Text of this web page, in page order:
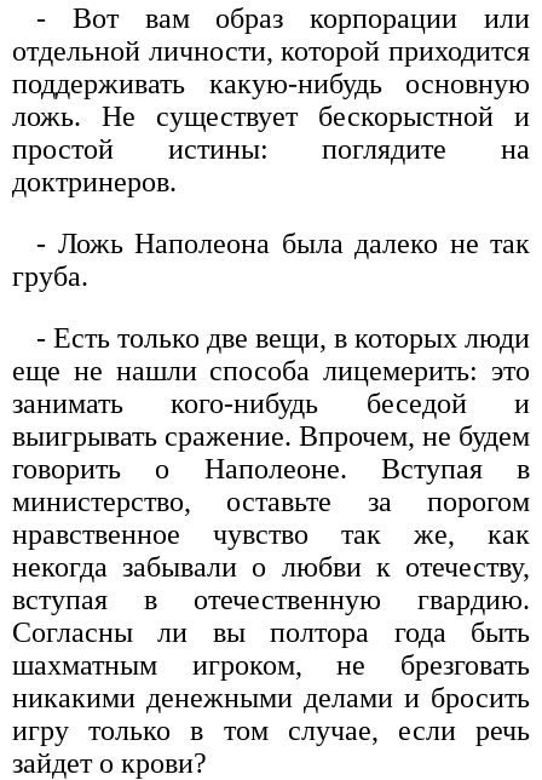
- Вот вам образ корпорации или
отдельной личности, которой приходится
поддерживать какую-нибудь основную
ложь. Не существует бескорыстной и
простой истины: поглядите на
доктринеров.
- Ложь Наполеона была далеко не так
груба.
- Есть только две вещи, в которых люди
еще не нашли способа лицемерить: это
занимать кого-нибудь беседой и
выигрывать сражение. Впрочем, не будем
говорить о Наполеоне. Вступая в
министерство, оставьте за порогом
нравственное чувство так же, как
некогда забывали о любви к отечеству,
вступая в отечественную гвардию.
Согласны ли вы полтора года быть
шахматным игроком, не брезговать
никакими денежными делами и бросить
игру только в том случае, если речь
зайдет о крови?